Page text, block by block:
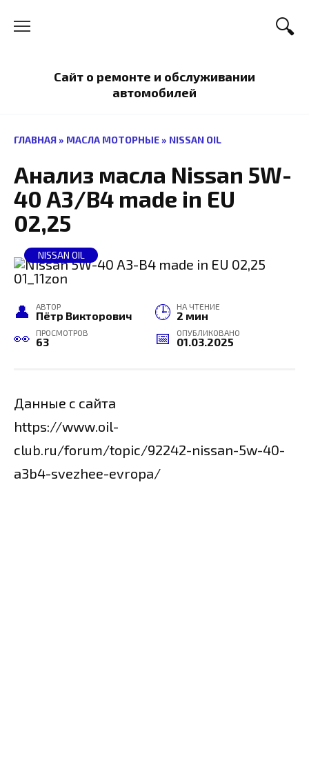
содержанию
Сайт о ремонте и обслуживании
автомобилей
ГЛАВНАЯ » МАСЛА МОТОРНЫЕ » NISSAN OIL
Анализ масла Nissan 5W-
40 A3/B4 made in EU
02,25
NISSAN OIL
АВТОР
Пётр Викторович
НА ЧТЕНИЕ
2 мин
ПРОСМОТРОВ
63
ОПУБЛИКОВАНО
01.03.2025
Данные с сайта
https://www.oil-
club.ru/forum/topic/92242-nissan-5w-40-
a3b4-svezhee-evropa/